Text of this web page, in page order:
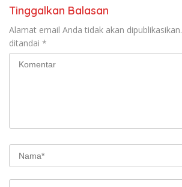
Tinggalkan Balasan
Alamat email Anda tidak akan dipublikasikan.
ditandai *